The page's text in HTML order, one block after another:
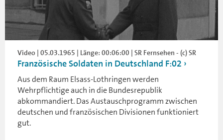
Video | 05.03.1965 | Länge: 00:06:00 | SR Fernsehen - (c) SR
Französische Soldaten in Deutschland F:02
Aus dem Raum Elsass-Lothringen werden
Wehrpflichtige auch in die Bundesrepublik
abkommandiert. Das Austauschprogramm zwischen
deutschen und französischen Divisionen funktioniert
gut.